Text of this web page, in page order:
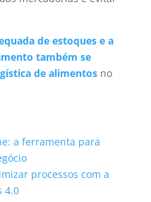
de estoques e a
também se
de alimentos no
a ferramenta para
processos com a
4.0